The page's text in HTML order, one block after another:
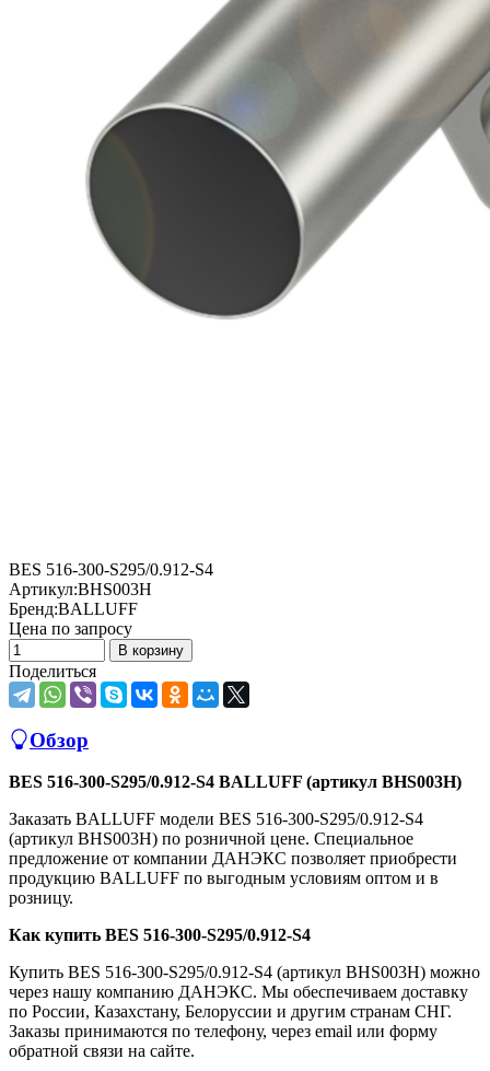
BES 516-300-S295/0.912-S4
Артикул:BHS003H
Бренд:BALLUFF
Цена по запросу
В корзину
Поделиться
Обзор
BES 516-300-S295/0.912-S4 BALLUFF (артикул BHS003H)
Заказать BALLUFF модели BES 516-300-S295/0.912-S4
(артикул BHS003H) по розничной цене. Специальное
предложение от компании ДАНЭКС позволяет приобрести
продукцию BALLUFF по выгодным условиям оптом и в
розницу.
Как купить BES 516-300-S295/0.912-S4
Купить BES 516-300-S295/0.912-S4 (артикул BHS003H) можно
через нашу компанию ДАНЭКС. Мы обеспечиваем доставку
по России, Казахстану, Белоруссии и другим странам СНГ.
Заказы принимаются по телефону, через email или форму
обратной связи на сайте.